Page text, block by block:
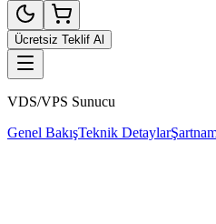
Ücretsiz Teklif Al
VDS/VPS Sunucu
Genel BakışTeknik Detaylar